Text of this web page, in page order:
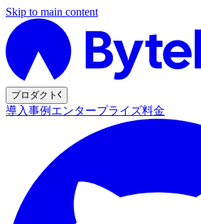
Skip to main content
プロダクト
導入事例 エンタープライズ料金